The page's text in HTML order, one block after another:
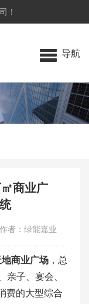
！
导航
商业广
作者：绿能嘉业
商业广场 ，总
亲子、宴会、
费的大型综合